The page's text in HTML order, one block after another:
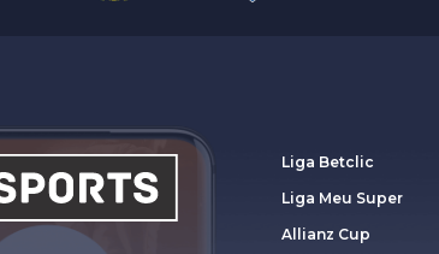
Liga Betclic
Liga Meu Super
Allianz Cup